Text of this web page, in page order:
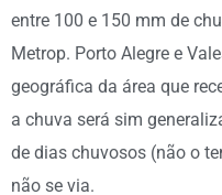
entre 100 e 150 mm de
Metrop. Porto Alegre e
geográfica da área que
a chuva será sim
de dias chuvosos (não o
não se via.